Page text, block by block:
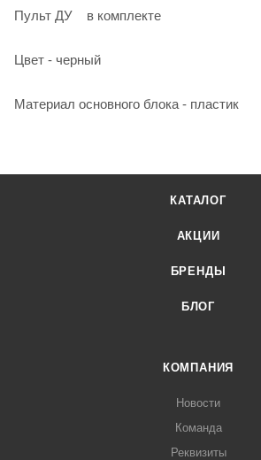
Пульт ДУ в комплекте
Цвет - черный
Материал основного блока - пластик
КАТАЛОГ
АКЦИИ
БРЕНДЫ
БЛОГ
КОМПАНИЯ
Новости
Команда
Реквизиты